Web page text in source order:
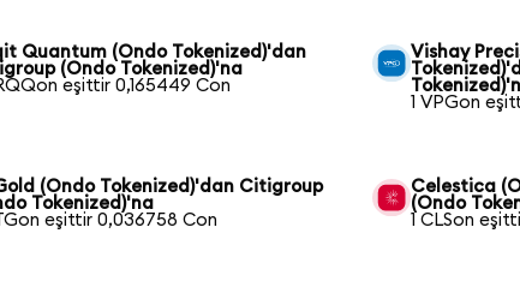
Quantum (Ondo Tokenized)'dan
(Ondo Tokenized)'na
eşittir 0,165449 Con
Vishay
1 VPGon
(Ondo Tokenized)'dan Citigroup
Tokenized)'na
eşittir 0,036758 Con
Celestica
(Ondo
1 CLSon